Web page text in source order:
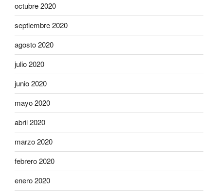
octubre 2020
septiembre 2020
agosto 2020
julio 2020
junio 2020
mayo 2020
abril 2020
marzo 2020
febrero 2020
enero 2020